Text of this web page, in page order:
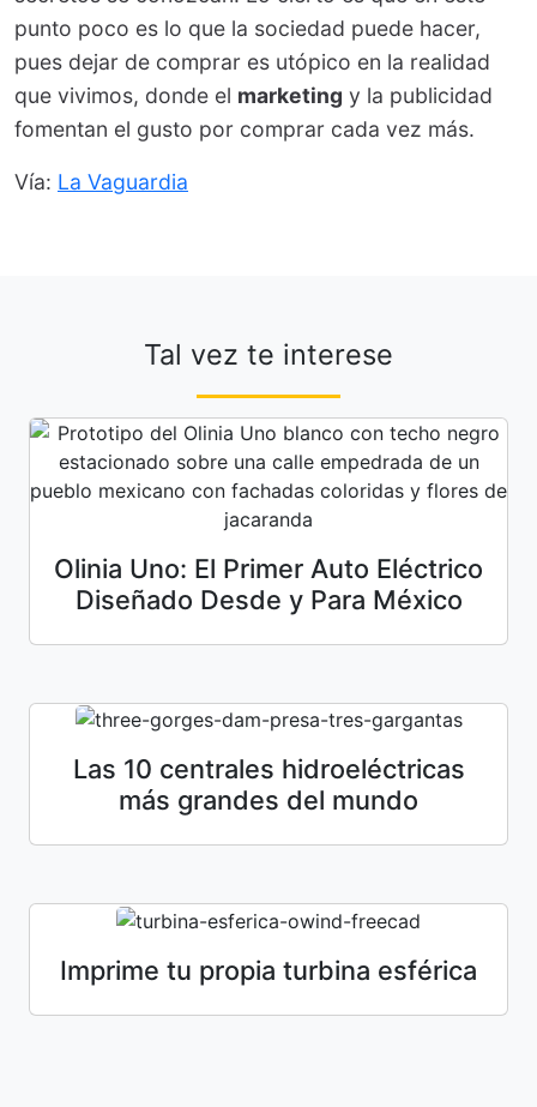
punto poco es lo que la sociedad puede hacer,
pues dejar de comprar es utópico en la realidad
que vivimos, donde el marketing y la publicidad
fomentan el gusto por comprar cada vez más.
Vía: La Vaguardia
Tal vez te interese
Olinia Uno: El Primer Auto Eléctrico
Diseñado Desde y Para México
Las 10 centrales hidroeléctricas
más grandes del mundo
Imprime tu propia turbina esférica